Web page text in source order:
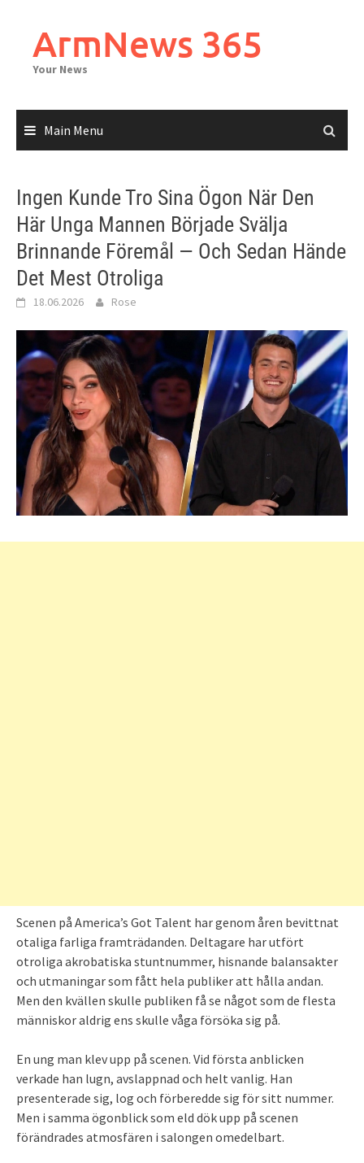
contentArmNews 365
Your News
Main Menu
Ingen Kunde Tro Sina Ögon När Den
Här Unga Mannen Började Svälja
Brinnande Föremål — Och Sedan Hände
Det Mest Otroliga
18.06.2026 Rose
Scenen på America’s Got Talent har genom åren bevittnat
otaliga farliga framträdanden. Deltagare har utfört
otroliga akrobatiska stuntnummer, hisnande balansakter
och utmaningar som fått hela publiker att hålla andan.
Men den kvällen skulle publiken få se något som de flesta
människor aldrig ens skulle våga försöka sig på.
En ung man klev upp på scenen. Vid första anblicken
verkade han lugn, avslappnad och helt vanlig. Han
presenterade sig, log och förberedde sig för sitt nummer.
Men i samma ögonblick som eld dök upp på scenen
förändrades atmosfären i salongen omedelbart.